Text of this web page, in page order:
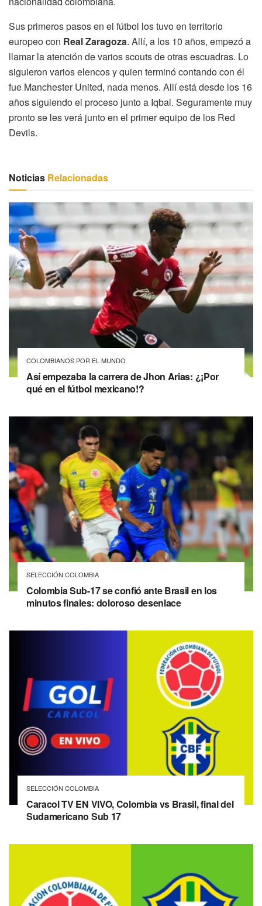
Sus primeros pasos en el fútbol los tuvo en territorio
europeo con Real Zaragoza. Allí, a los 10 años, empezó a
llamar la atención de varios scouts de otras escuadras. Lo
siguieron varios elencos y quien terminó contando con él
fue Manchester United, nada menos. Allí está desde los 16
años siguiendo el proceso junto a Iqbal. Seguramente muy
pronto se les verá junto en el primer equipo de los Red
Devils.
Noticias Relacionadas
COLOMBIANOS POR EL MUNDO
Así empezaba la carrera de Jhon Arias: ¿¡Por
qué en el fútbol mexicano!?
SELECCIÓN COLOMBIA
Colombia Sub-17 se confió ante Brasil en los
minutos finales: doloroso desenlace
SELECCIÓN COLOMBIA
Caracol TV EN VIVO, Colombia vs Brasil, final del
Sudamericano Sub 17